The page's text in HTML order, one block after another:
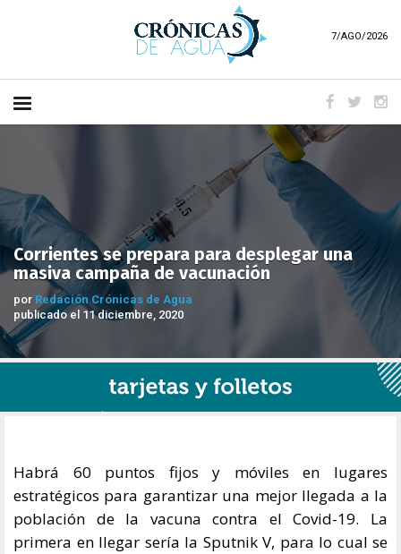
7/AGO/2026
Corrientes se prepara para desplegar una
masiva campaña de vacunación
por Redación Crónicas de Agua
publicado el 11 diciembre, 2020
Habrá 60 puntos fijos y móviles en lugares
estratégicos para garantizar una mejor llegada a la
población de la vacuna contra el Covid-19. La
primera en llegar sería la Sputnik V, para lo cual se